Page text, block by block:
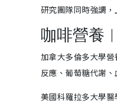
研究團隊同時強調
咖啡營養
加拿大多倫多大學
反應、葡萄糖代謝
美國科羅拉多大學